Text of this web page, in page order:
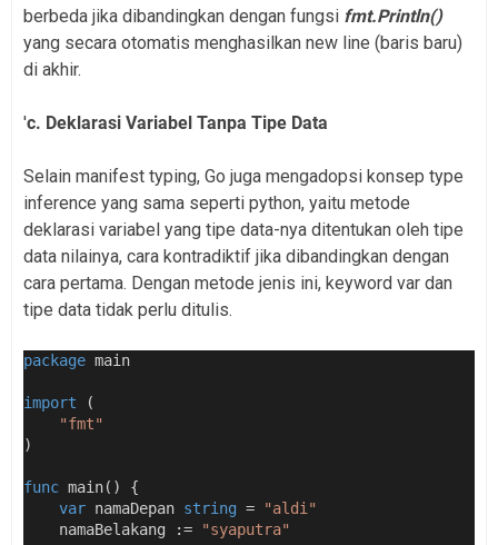
berbeda jika dibandingkan dengan fungsi fmt.Println()
yang secara otomatis menghasilkan new line (baris baru)
di akhir.
'c. Deklarasi Variabel Tanpa Tipe Data
Selain manifest typing, Go juga mengadopsi konsep type
inference yang sama seperti python, yaitu metode
deklarasi variabel yang tipe data-nya ditentukan oleh tipe
data nilainya, cara kontradiktif jika dibandingkan dengan
cara pertama. Dengan metode jenis ini, keyword var dan
tipe data tidak perlu ditulis.
package main
import (
"fmt"
)
func main() {
var namaDepan string =
"aldi"
namaBelakang :=
"syaputra"